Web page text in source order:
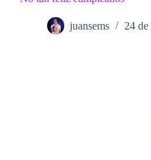
juansems 24 de